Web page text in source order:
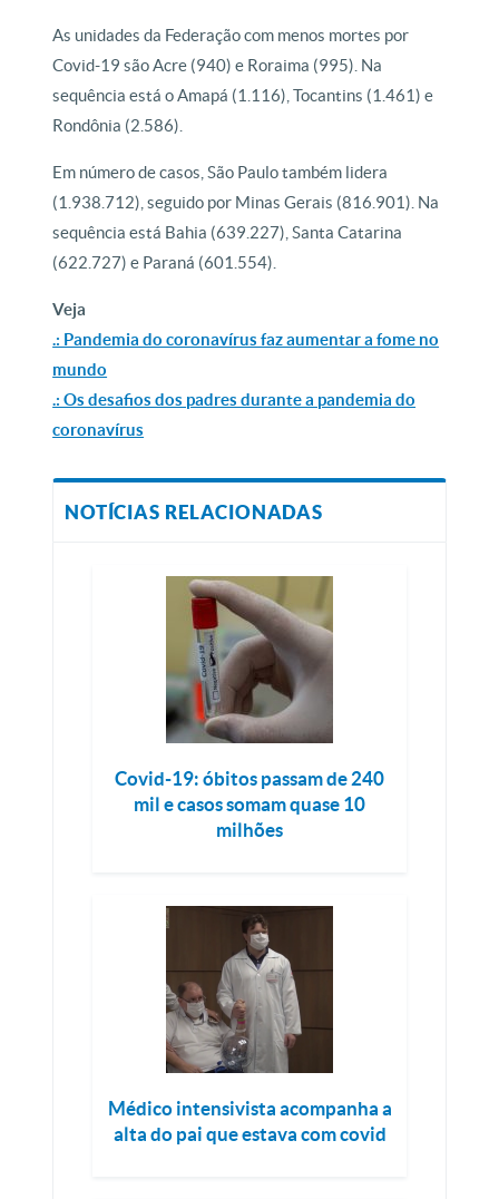
As unidades da Federação com menos mortes por
Covid-19 são Acre (940) e Roraima (995). Na
sequência está o Amapá (1.116), Tocantins (1.461) e
Rondônia (2.586).
Em número de casos, São Paulo também lidera
(1.938.712), seguido por Minas Gerais (816.901). Na
sequência está Bahia (639.227), Santa Catarina
(622.727) e Paraná (601.554).
Veja
.: Pandemia do coronavírus faz aumentar a fome no
mundo
.: Os desafios dos padres durante a pandemia do
coronavírus
NOTÍCIAS RELACIONADAS
Covid-19: óbitos passam de 240
mil e casos somam quase 10
milhões
Médico intensivista acompanha a
alta do pai que estava com covid